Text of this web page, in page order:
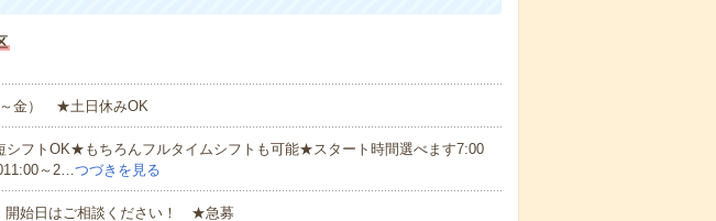
～金） ★土日休みOK
シフトOK★もちろんフルタイムシフトも可能★スタート時間選べます7:00
～2…つづきを見る
開始日はご相談ください！ ★急募